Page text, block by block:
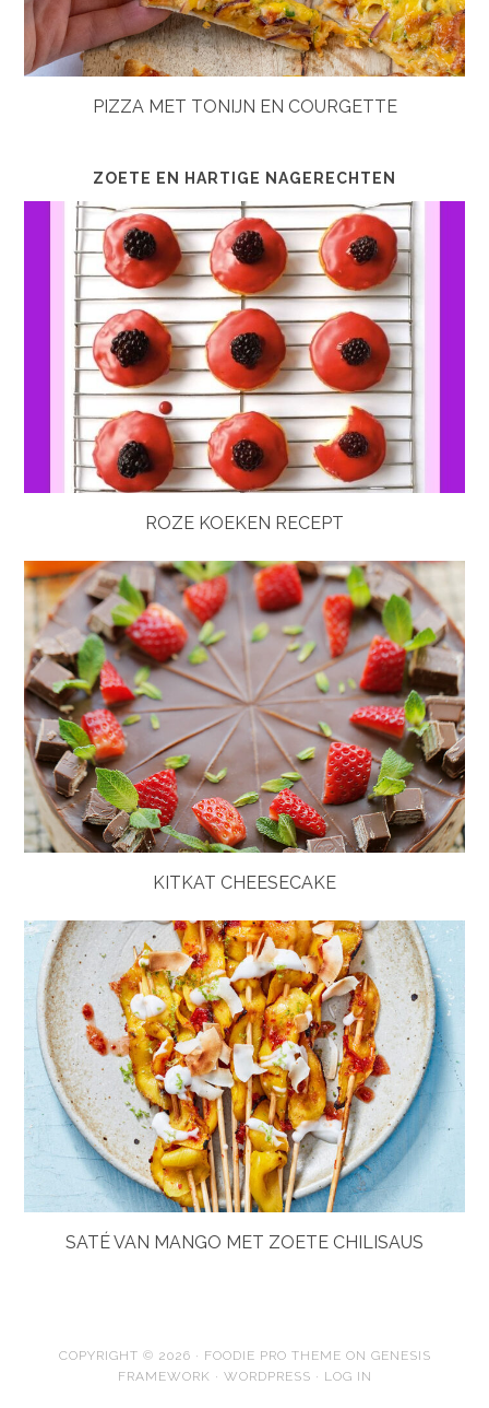
PIZZA MET TONIJN EN COURGETTE
ZOETE EN HARTIGE NAGERECHTEN
ROZE KOEKEN RECEPT
KITKAT CHEESECAKE
SATÉ VAN MANGO MET ZOETE CHILISAUS
COPYRIGHT © 2026 · FOODIE PRO THEME ON GENESIS
FRAMEWORK · WORDPRESS · LOG IN